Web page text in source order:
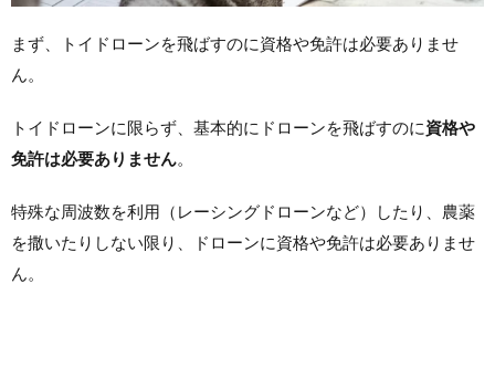
まず、トイドローンを飛ばすのに資格や免許は必要ありませ
ん。
トイドローンに限らず、基本的にドローンを飛ばすのに資格や
免許は必要ありません。
特殊な周波数を利用（レーシングドローンなど）したり、農薬
を撒いたりしない限り、ドローンに資格や免許は必要ありませ
ん。